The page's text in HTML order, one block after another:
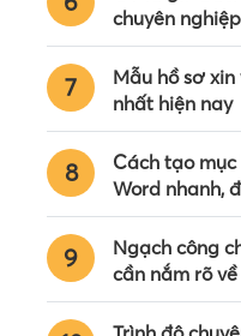
chuyên nghiệp
7
Mẫu hồ sơ xin
nhất hiện nay
8
Cách tạo
Word nhanh,
9
Ngạch công
cần nắm rõ